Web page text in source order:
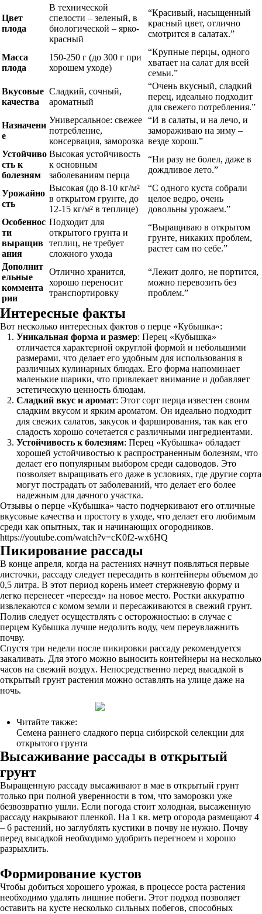
Цвет
плода
В технической
спелости – зеленый, в
биологической – ярко-
красный
“Красивый, насыщенный
красный цвет, отлично
смотрится в салатах.”
Масса
плода
150-250 г (до 300 г при
хорошем уходе)
“Крупные перцы, одного
хватает на салат для всей
семьи.”
Вкусовые
качества
Сладкий, сочный,
ароматный
“Очень вкусный, сладкий
перец, идеально подходит
для свежего потребления.”
Назначени
е
Универсальное: свежее
потребление,
консервация, заморозка
“И в салаты, и на лечо, и
замораживаю на зиму –
везде хорош.”
Устойчиво
сть к
болезням
Высокая устойчивость
к основным
заболеваниям перца
“Ни разу не болел, даже в
дождливое лето.”
Урожайно
сть
Высокая (до 8-10 кг/м²
в открытом грунте, до
12-15 кг/м² в теплице)
“С одного куста собрали
целое ведро, очень
довольны урожаем.”
Особеннос
ти
выращив
ания
Подходит для
открытого грунта и
теплиц, не требует
сложного ухода
“Выращиваю в открытом
грунте, никаких проблем,
растет сам по себе.”
Дополнит
ельные
коммента
рии
Отлично хранится,
хорошо переносит
транспортировку
“Лежит долго, не портится,
можно перевозить без
проблем.”
Интересные факты
Вот несколько интересных фактов о перце «Кубышка»:
Уникальная форма и размер: Перец «Кубышка»
отличается характерной округлой формой и небольшими
размерами, что делает его удобным для использования в
различных кулинарных блюдах. Его форма напоминает
маленькие шарики, что привлекает внимание и добавляет
эстетическую ценность блюдам.
Сладкий вкус и аромат: Этот сорт перца известен своим
сладким вкусом и ярким ароматом. Он идеально подходит
для свежих салатов, закусок и фарширования, так как его
сладость хорошо сочетается с различными ингредиентами.
Устойчивость к болезням: Перец «Кубышка» обладает
хорошей устойчивостью к распространенным болезням, что
делает его популярным выбором среди садоводов. Это
позволяет выращивать его даже в условиях, где другие сорта
могут пострадать от заболеваний, что делает его более
надежным для дачного участка.
Отзывы о перце «Кубышка» часто подчеркивают его отличные
вкусовые качества и простоту в уходе, что делает его любимым
среди как опытных, так и начинающих огородников.
https://youtube.com/watch?v=cK0f2-wx6HQ
Пикирование рассады
В конце апреля, когда на растениях начнут появляться первые
листочки, рассаду следует пересадить в контейнеры объемом до
0,5 литра. В этот период корень имеет стержневую форму и
легко перенесет «переезд» на новое место. Ростки аккуратно
извлекаются с комом земли и пересаживаются в свежий грунт.
Полив следует осуществлять с осторожностью: в случае с
перцем Кубышка лучше недолить воду, чем переувлажнить
почву.
Спустя три недели после пикировки рассаду рекомендуется
закаливать. Для этого можно выносить контейнеры на несколько
часов на свежий воздух. Непосредственно перед высадкой в
открытый грунт растения можно оставлять на улице даже на
ночь.
Читайте также:
Семена раннего сладкого перца сибирской селекции для
открытого грунта
Высаживание рассады в открытый
грунт
Выращенную рассаду высаживают в мае в открытый грунт
только при полной уверенности в том, что заморозки уже
безвозвратно ушли. Если погода стоит холодная, высаженную
рассаду накрывают пленкой. На 1 кв. метр огорода размещают 4
– 6 растений, но заглублять кустики в почву не нужно. Почву
перед высадкой необходимо удобрить перегноем и хорошо
разрыхлить.
Формирование кустов
Чтобы добиться хорошего урожая, в процессе роста растения
необходимо удалять лишние побеги. Этот подход позволяет
оставить на кусте несколько сильных побегов, способных